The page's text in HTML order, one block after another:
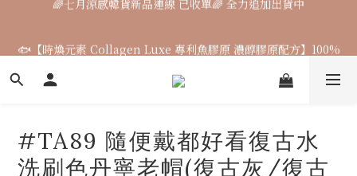
膠原蛋白 好吸收 × 零添加，才是關鍵
🌈七月涼感韓貨新品連線 已收單🌈 全力追加出貨中
#TA89 隨便戴都好看復古水
洗刷色丹寧老帽(復古灰/復古